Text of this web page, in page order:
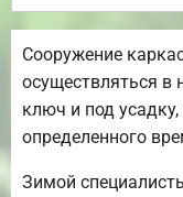
Сооружение
осуществляться в
ключ и под усадку,
определенного
Зимой